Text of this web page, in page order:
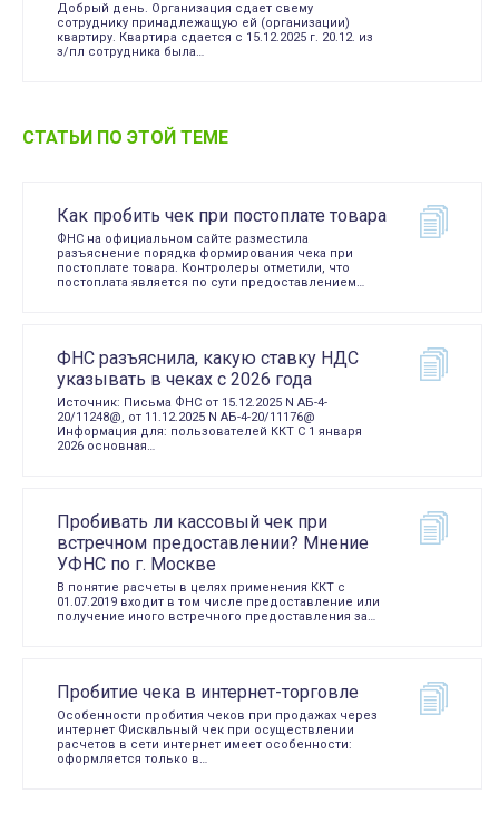
Добрый день. Организация сдает свему
сотруднику принадлежащую ей (организации)
квартиру. Квартира сдается с 15.12.2025 г. 20.12. из
з/пл сотрудника была…
СТАТЬИ ПО ЭТОЙ ТЕМЕ
Как пробить чек при постоплате товара
ФНС на официальном сайте разместила
разъяснение порядка формирования чека при
постоплате товара. Контролеры отметили, что
постоплата является по сути предоставлением…
ФНС разъяснила, какую ставку НДС
указывать в чеках с 2026 года
Источник: Письма ФНС от 15.12.2025 N АБ-4-
20/11248@, от 11.12.2025 N АБ-4-20/11176@
Информация для: пользователей ККТ С 1 января
2026 основная…
Пробивать ли кассовый чек при
встречном предоставлении? Мнение
УФНС по г. Москве
В понятие расчеты в целях применения ККТ с
01.07.2019 входит в том числе предоставление или
получение иного встречного предоставления за…
Пробитие чека в интернет-торговле
Особенности пробития чеков при продажах через
интернет Фискальный чек при осуществлении
расчетов в сети интернет имеет особенности:
оформляется только в…